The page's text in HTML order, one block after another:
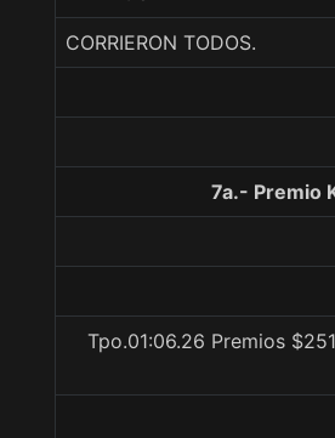
CORRIERON TODOS.
7a.- Premio
Tpo.01:06.26 Premios